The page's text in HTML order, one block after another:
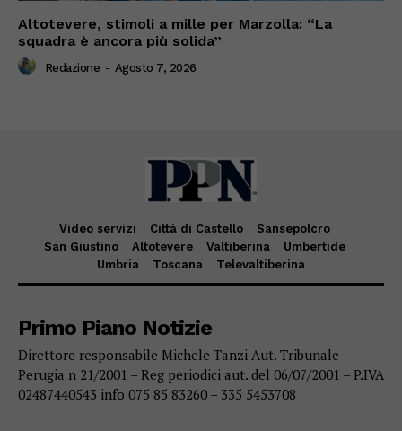
Altotevere, stimoli a mille per Marzolla: “La
squadra è ancora più solida”
Redazione - Agosto 7, 2026
Video servizi Città di Castello
Sansepolcro
San Giustino
Altotevere Valtiberina
Umbertide
Umbria
Toscana Televaltiberina
Primo Piano Notizie
Direttore responsabile Michele Tanzi Aut. Tribunale
Perugia n 21/2001 – Reg periodici aut. del 06/07/2001 – P.IVA
02487440543 info 075 85 83260 – 335 5453708